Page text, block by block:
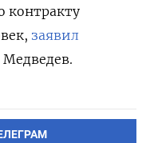
контракту
заявил